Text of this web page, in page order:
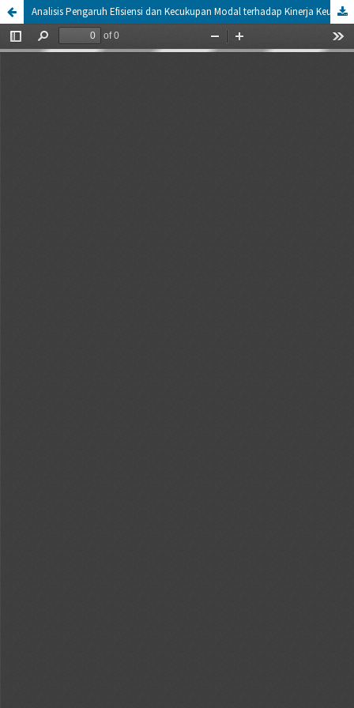
Analisis Pengaruh Efisiensi dan Kecukupan Modal terhadap Kinerja Keuangan pada Bank Pembangunan Daerah di Indonesia